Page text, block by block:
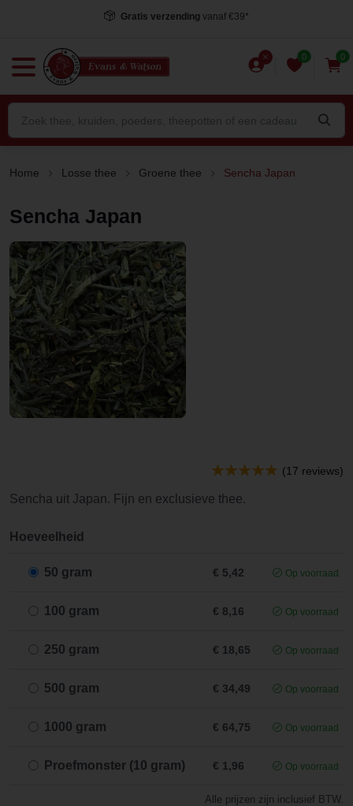
Gratis verzending vanaf €39*
0 0
Home Losse thee Groene thee Sencha Japan
Sencha Japan
(17 reviews)
Sencha uit Japan. Fijn en exclusieve thee.
Hoeveelheid
50 gram € 5,42 Op voorraad
100 gram € 8,16 Op voorraad
250 gram € 18,65 Op voorraad
500 gram € 34,49 Op voorraad
1000 gram € 64,75 Op voorraad
Proefmonster (10 gram) € 1,96 Op voorraad
Alle prijzen zijn inclusief BTW.